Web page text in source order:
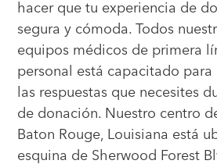
hacer que tu experiencia de
segura y cómoda. Todos
equipos médicos de primera
personal está capacitado
las respuestas que necesites
de donación. Nuestro centro
Baton Rouge, Louisiana está
esquina de Sherwood Forest